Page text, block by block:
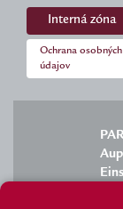
Interná zóna
Ochrana osobných
údajov